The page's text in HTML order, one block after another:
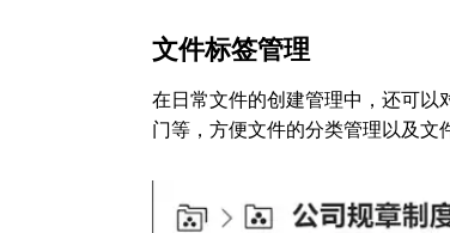
文件标签管理
在日常文件的创建管理中，还可
门等，方便文件的分类管理以及文